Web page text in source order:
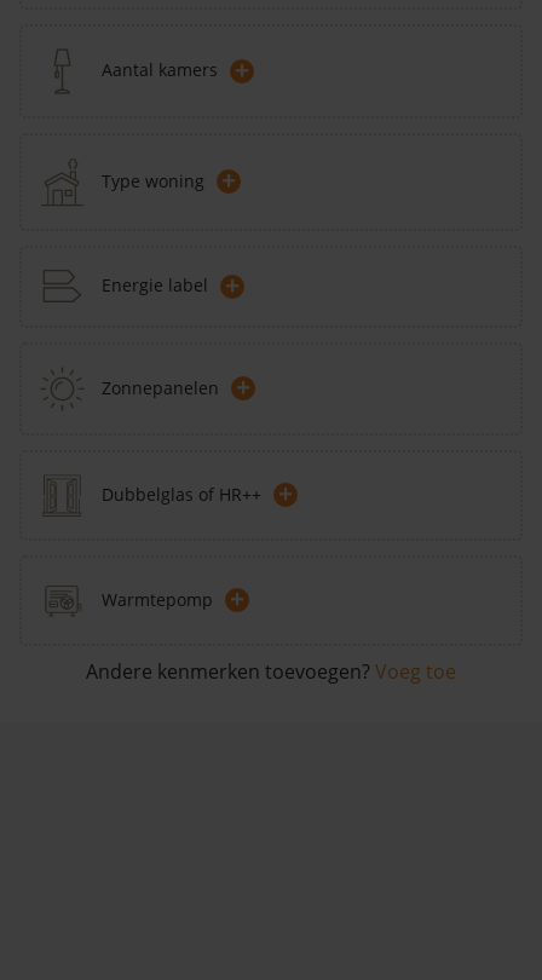
Aantal kamers +
Type woning +
Energie label +
Zonnepanelen +
Dubbelglas of HR++ +
Warmtepomp +
Andere kenmerken toevoegen? Voeg toe